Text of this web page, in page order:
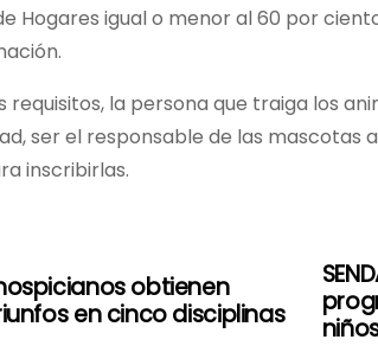
Hogares igual o menor al 60 por
requisitos, la persona que traiga los
ser el responsable de las mascotas
inscribirlas.
obtienen
en cinco disciplinas